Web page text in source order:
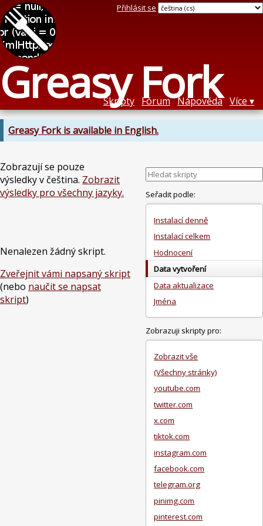
Greasy Fork
Přihlásit se
Skripty Fórum Nápověda Více
Greasy Fork is available in English.
Zobrazují se pouze
výsledky v čeština. Zobrazit
výsledky pro všechny jazyky.
Nenalezen žádný skript.
Zveřejnit vámi napsaný skript
(nebo naučit se napsat
skript)
Seřadit podle:
Instalací denně
Instalací celkem
Hodnocení
Data vytvoření
Data aktualizace
Jména
Zobrazuji skripty pro:
Zobrazit vše
(Všechny stránky)
youtube.com
twitter.com
x.com
tiktok.com
instagram.com
facebook.com
telegram.org
pinimg.com
pinterest.com